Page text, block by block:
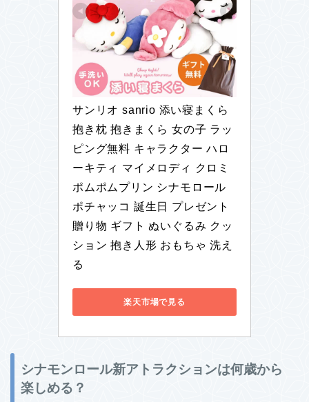
サンリオ sanrio 添い寝まくら
抱き枕 抱きまくら 女の子 ラッ
ピング無料 キャラクター ハロ
ーキティ マイメロディ クロミ
ポムポムプリン シナモロール
ポチャッコ 誕生日 プレゼント
贈り物 ギフト ぬいぐるみ クッ
ション 抱き人形 おもちゃ 洗え
る
楽天市場で見る
シナモンロール新アトラクションは何歳から
楽しめる？